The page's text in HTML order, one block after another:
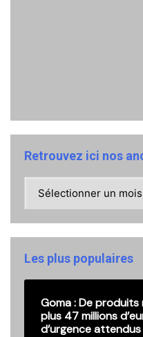
Retrouvez ici nos
anciennes
publications
Les plus populaires
Goma : De
plus 47 millions
d’urgence attendus